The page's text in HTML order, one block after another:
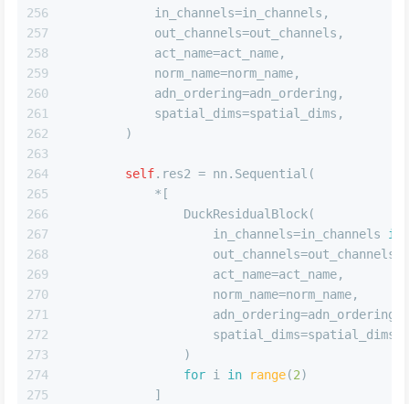
256
257
258
259
260
261
262
263
264
265
266
267
268
269
270
271
272
273
274
275
            in_channels=in_channels,
            out_channels=out_channels,
            act_name=act_name,
            norm_name=norm_name,
            adn_ordering=adn_ordering,
            spatial_dims=spatial_dims,
        )
self.res2 = nn.Sequential(
            *[
                DuckResidualBlock(
                    in_channels=in_channels
if
                    out_channels=out_channels,
                    act_name=act_name,
                    norm_name=norm_name,
                    adn_ordering=adn_ordering,
                    spatial_dims=spatial_dims,
                )
for i in range(2)
            ]